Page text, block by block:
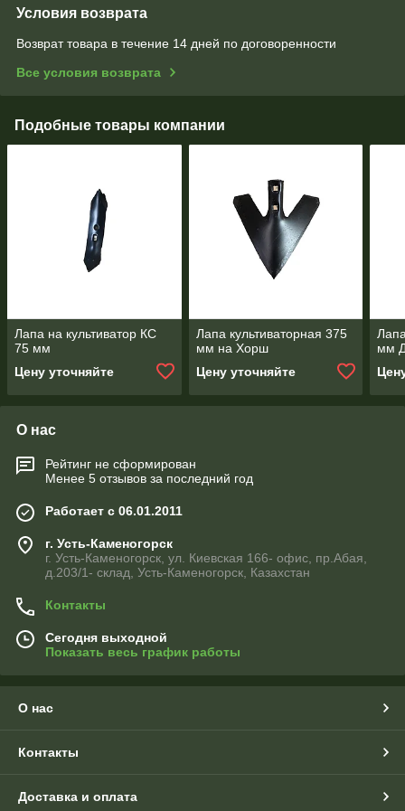
Условия возврата
Возврат товара в течение 14 дней по договоренности
Все условия возврата
Подобные товары компании
Лапа на культиватор КС
75 мм
Цену уточняйте
Лапа культиваторная 375
мм на Хорш
Цену уточняйте
мм
О нас
Рейтинг не сформирован
Менее 5 отзывов за последний год
Работает с 06.01.2011
г. Усть-Каменогорск
г. Усть-Каменогорск, ул. Киевская 166- офис, пр.Абая,
д.203/1- склад, Усть-Каменогорск, Казахстан
Контакты
Сегодня выходной
Показать весь график работы
О нас
Контакты
Доставка и оплата